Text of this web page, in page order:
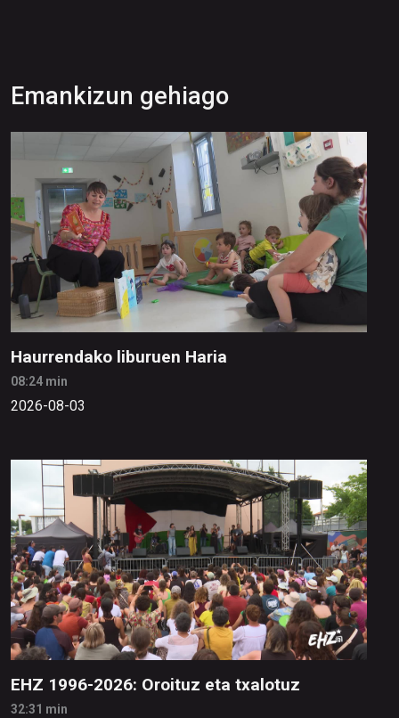
Emankizun gehiago
Haurrendako liburuen Haria
08:24 min
2026-08-03
EHZ 1996-2026: Oroituz eta txalotuz
32:31 min